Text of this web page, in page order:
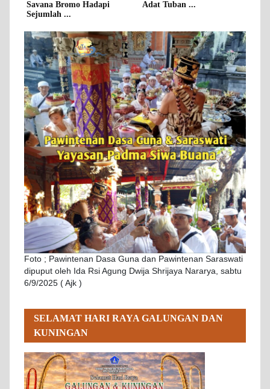
Savana Bromo Hadapi
Sejumlah ...
Adat Tuban ...
Foto ; Pawintenan Dasa Guna dan Pawintenan Saraswati
dipuput oleh Ida Rsi Agung Dwija Shrijaya Nararya, sabtu
6/9/2025 ( Ajk )
SELAMAT HARI RAYA GALUNGAN DAN
KUNINGAN